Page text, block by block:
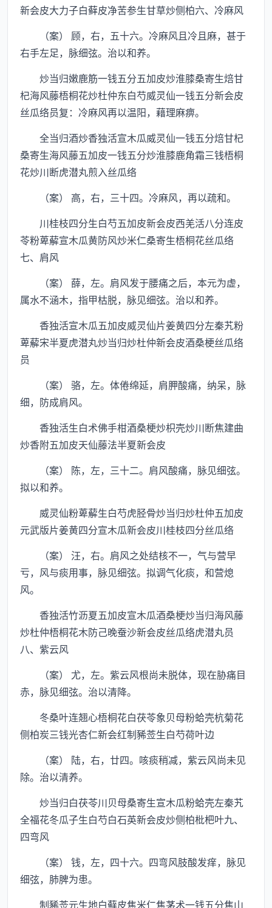
新会皮大力子白藓皮净苦参生甘草炒侧柏六、冷麻风
（案） 顾，右，五十六。冷麻风且冷且麻，甚于
右手左足，脉细弦。治以和养。
炒当归嫩鹿筋一钱五分五加皮炒淮膝桑寄生焙甘
杞海风藤梧桐花炒杜仲东白芍威灵仙一钱五分新会皮
丝瓜络员复：冷麻风再以温阳，藉理麻痹。
全当归酒炒香独活宣木瓜威灵仙一钱五分焙甘杞
桑寄生海风藤五加皮一钱五分炒淮膝鹿角霜三钱梧桐
花炒川断虎潜丸煎入丝瓜络
（案） 高，右，三十四。冷麻风，再以疏和。
川桂枝四分生白芍五加皮新会皮西羌活八分连皮
苓粉萆薢宣木瓜黄防风炒米仁桑寄生梧桐花丝瓜络
七、肩风
（案） 薛，左。肩风发于腰痛之后，本元为虚，
属水不涵木，指甲枯脱，脉见细弦。治以和养。
香独活宣木瓜五加皮威灵仙片姜黄四分左秦艽粉
萆薢宋半夏虎潜丸炒当归炒杜仲新会皮酒桑梗丝瓜络
员
（案） 骆，左。体倦绵延，肩胛酸痛，纳呆，脉
细，防成肩风。
香独活生白术佛手柑酒桑梗炒枳壳炒川断焦建曲
炒香附五加皮天仙藤法半夏新会皮
（案） 陈，左，三十二。肩风酸痛，脉见细弦。
拟以和养。
威灵仙粉萆薢生白芍虎胫骨炒当归炒杜仲五加皮
元武版片姜黄四分宣木瓜新会皮川桂枝四分丝瓜络
（案） 汪，右。肩风之处结核不一，气与营早
亏，风与痰用事，脉见细弦。拟调气化痰，和营熄
风。
香独活竹沥夏五加皮宣木瓜酒桑梗炒当归海风藤
炒杜仲梧桐花木防己晚蚕沙新会皮丝瓜络虎潜丸员
八、紫云风
（案） 尤，左。紫云风根尚未脱体，现在胁痛目
赤，脉见细弦。治以清降。
冬桑叶连翘心梧桐花白茯苓象贝母粉蛤壳杭菊花
侧柏炭三钱光杏仁新会红制豨莶生白芍荷叶边
（案） 陆，右，廿四。咳痰稍减，紫云风尚未见
除。治以清养。
炒当归白茯苓川贝母桑寄生宣木瓜粉蛤壳左秦艽
全福花冬瓜子生白芍白石英新会皮炒侧柏枇杷叶九、
四弯风
（案） 钱，左，四十六。四弯风肢酸发痒，脉见
细弦，肺脾为患。
制豨莶元生地白藓皮焦米仁焦茅术一钱五分焦山